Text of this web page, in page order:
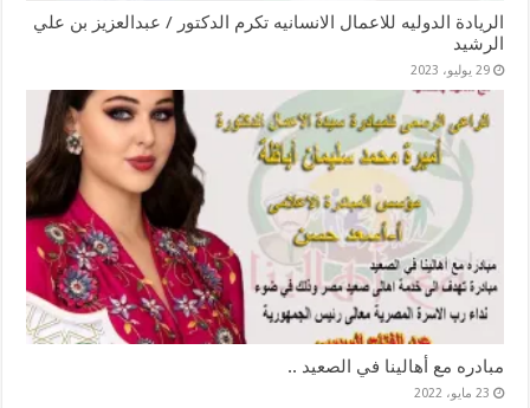
الريادة الدوليه للاعمال الانسانيه تكرم الدكتور / عبدالعزيز بن علي
الرشيد
29 يوليو، 2023
مبادره مع أهالينا في الصعيد ..
23 مايو، 2022